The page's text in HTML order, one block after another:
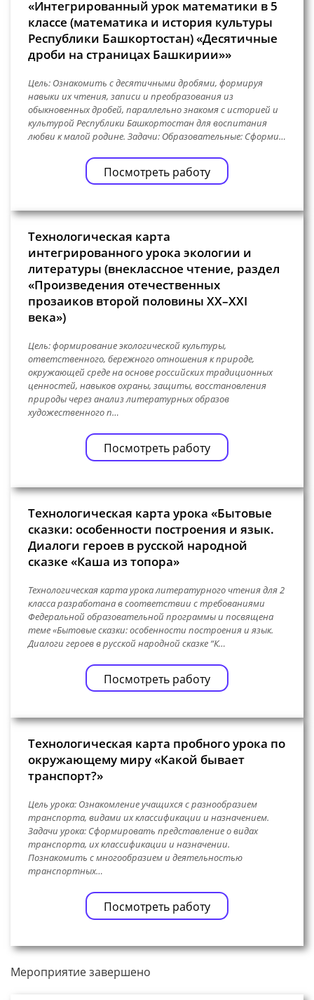
«Интегрированный урок математики в 5
классе (математика и история культуры
Республики Башкортостан) «Десятичные
дроби на страницах Башкирии»»
Цель: Ознакомить с десятичными дробями, формируя
навыки их чтения, записи и преобразования из
обыкновенных дробей, параллельно знакомя с историей и
культурой Республики Башкортостан для воспитания
любви к малой родине. Задачи: Образовательные: Сформи…
Посмотреть работу
Технологическая карта
интегрированного урока экологии и
литературы (внеклассное чтение, раздел
«Произведения отечественных
прозаиков второй половины XX–XXI
века»)
Цель: формирование экологической культуры,
ответственного, бережного отношения к природе,
окружающей среде на основе российских традиционных
ценностей, навыков охраны, защиты, восстановления
природы через анализ литературных образов
художественного п…
Посмотреть работу
Технологическая карта урока «Бытовые
сказки: особенности построения и язык.
Диалоги героев в русской народной
сказке «Каша из топора»
Технологическая карта урока литературного чтения для 2
класса разработана в соответствии с требованиями
Федеральной образовательной программы и посвящена
теме «Бытовые сказки: особенности построения и язык.
Диалоги героев в русской народной сказке “К…
Посмотреть работу
Технологическая карта пробного урока по
окружающему миру «Какой бывает
транспорт?»
Цель урока: Ознакомление учащихся с разнообразием
транспорта, видами их классификации и назначением.
Задачи урока: Сформировать представление о видах
транспорта, их классификации и назначении.
Познакомить с многообразием и деятельностью
транспортных…
Посмотреть работу
Мероприятие завершено